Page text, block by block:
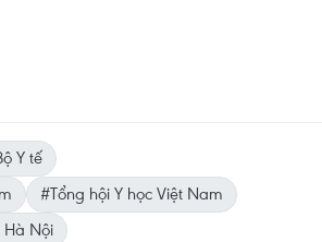
Y tế
#Tổng hội Y học Việt Nam
Hà Nội